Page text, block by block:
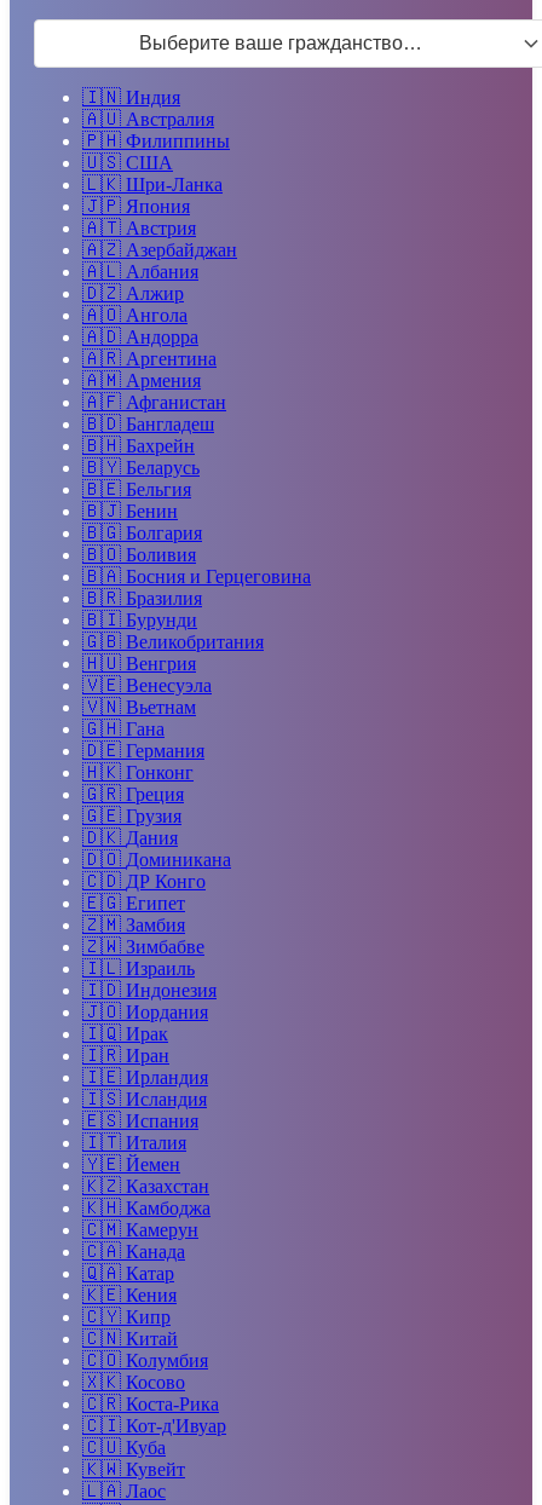
Выберите ваше гражданство…
🇮🇳 Индия
🇦🇺 Австралия
🇵🇭 Филиппины
🇺🇸 США
🇱🇰 Шри-Ланка
🇯🇵 Япония
🇦🇹 Австрия
🇦🇿 Азербайджан
🇦🇱 Албания
🇩🇿 Алжир
🇦🇴 Ангола
🇦🇩 Андорра
🇦🇷 Аргентина
🇦🇲 Армения
🇦🇫 Афганистан
🇧🇩 Бангладеш
🇧🇭 Бахрейн
🇧🇾 Беларусь
🇧🇪 Бельгия
🇧🇯 Бенин
🇧🇬 Болгария
🇧🇴 Боливия
🇧🇦 Босния и Герцеговина
🇧🇷 Бразилия
🇧🇮 Бурунди
🇬🇧 Великобритания
🇭🇺 Венгрия
🇻🇪 Венесуэла
🇻🇳 Вьетнам
🇬🇭 Гана
🇩🇪 Германия
🇭🇰 Гонконг
🇬🇷 Греция
🇬🇪 Грузия
🇩🇰 Дания
🇩🇴 Доминикана
🇨🇩 ДР Конго
🇪🇬 Египет
🇿🇲 Замбия
🇿🇼 Зимбабве
🇮🇱 Израиль
🇮🇩 Индонезия
🇯🇴 Иордания
🇮🇶 Ирак
🇮🇷 Иран
🇮🇪 Ирландия
🇮🇸 Исландия
🇪🇸 Испания
🇮🇹 Италия
🇾🇪 Йемен
🇰🇿 Казахстан
🇰🇭 Камбоджа
🇨🇲 Камерун
🇨🇦 Канада
🇶🇦 Катар
🇰🇪 Кения
🇨🇾 Кипр
🇨🇳 Китай
🇨🇴 Колумбия
🇽🇰 Косово
🇨🇷 Коста-Рика
🇨🇮 Кот-д'Ивуар
🇨🇺 Куба
🇰🇼 Кувейт
🇱🇦 Лаос